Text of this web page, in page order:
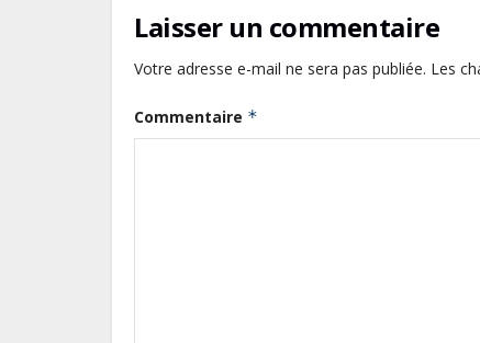
Laisser un commentaire
Votre adresse e-mail ne sera pas publiée. Les
Commentaire *